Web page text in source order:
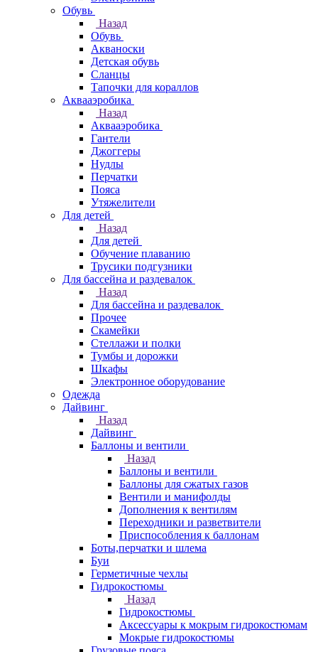
Обувь
Назад
Обувь
Акваноски
Детская обувь
Сланцы
Тапочки для кораллов
Аквааэробика
Назад
Аквааэробика
Гантели
Джоггеры
Нудлы
Перчатки
Пояса
Утяжелители
Для детей
Назад
Для детей
Обучение плаванию
Трусики подгузники
Для бассейна и раздевалок
Назад
Для бассейна и раздевалок
Прочее
Скамейки
Стеллажи и полки
Тумбы и дорожки
Шкафы
Электронное оборудование
Одежда
Дайвинг
Назад
Дайвинг
Баллоны и вентили
Назад
Баллоны и вентили
Баллоны для сжатых газов
Вентили и манифолды
Дополнения к вентилям
Переходники и разветвители
Приспособления к баллонам
Боты,перчатки и шлема
Буи
Герметичные чехлы
Гидрокостюмы
Назад
Гидрокостюмы
Аксессуары к мокрым гидрокостюмам
Мокрые гидрокостюмы